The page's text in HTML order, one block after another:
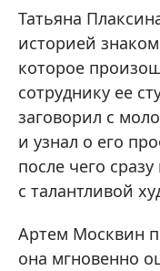
Татьяна
историей
которое
сотруднику ее
заговорил с
и узнал о его
после чего
с талантливой
Артем Москвин
она мгновенно